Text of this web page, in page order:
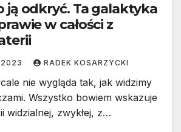
ją odkryć. Ta galaktyka
w całości z
RADEK KOSARZYCKI
nie wygląda tak, jak widzimy
Wszystko bowiem wskazuje
widzialnej, zwykłej, z…